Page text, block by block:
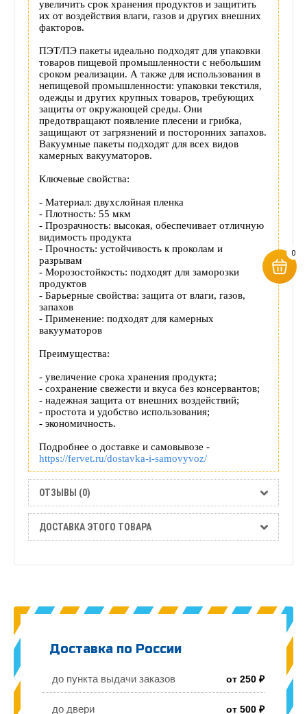
увеличить срок хранения продуктов и защитить
их от воздействия влаги, газов и других внешних
факторов.
ПЭТ/ПЭ пакеты идеально подходят для упаковки
товаров пищевой промышленности с небольшим
сроком реализации. А также для использования в
непищевой промышленности: упаковки текстиля,
одежды и других крупных товаров, требующих
защиты от окружающей среды. Они
предотвращают появление плесени и грибка,
защищают от загрязнений и посторонних запахов.
Вакуумные пакеты подходят для всех видов
камерных вакууматоров.
Ключевые свойства:
- Материал: двухслойная пленка
- Плотность: 55 мкм
- Прозрачность: высокая, обеспечивает отличную
видимость продукта
- Прочность: устойчивость к проколам и
разрывам
- Морозостойкость: подходят для заморозки
продуктов
- Барьерные свойства: защита от влаги, газов,
запахов
- Применение: подходят для камерных
вакууматоров
Преимущества:
- увеличение срока хранения продукта;
- сохранение свежести и вкуса без консервантов;
- надежная защита от внешних воздействий;
- простота и удобство использования;
- экономичность.
Подробнее о доставке и самовывозе -
https://fervet.ru/dostavka-i-samovyvoz/
ОТЗЫВЫ (0)
ДОСТАВКА ЭТОГО ТОВАРА
Доставка по России
до пункта выдачи заказов от 250 ₽
до двери от 500 ₽
0